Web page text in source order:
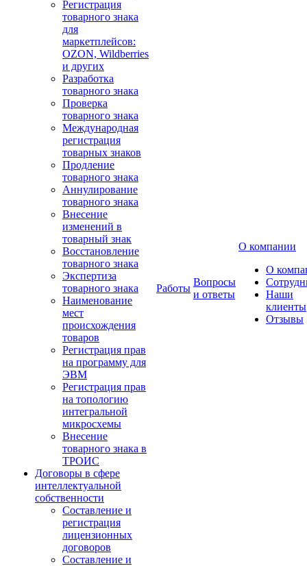
Регистрация
товарного знака
для
маркетплейсов:
OZON, Wildberries
и других
Разработка
товарного знака
Проверка
товарного знака
Международная
регистрация
товарных знаков
Продление
товарного знака
Аннулирование
товарного знака
Внесение
изменений в
товарный знак
Восстановление
товарного знака
Экспертиза
товарного знака
Наименование
мест
происхождения
товаров
Регистрация прав
на программу для
ЭВМ
Регистрация прав
на топологию
интегральной
микросхемы
Внесение
товарного знака в
ТРОИС
Договоры в сфере
интеллектуальной
собственности
Составление и
регистрация
лицензионных
договоров
Составление и
Работы
Вопросы
и ответы
О компании
О
Наши
клиенты
Отзывы